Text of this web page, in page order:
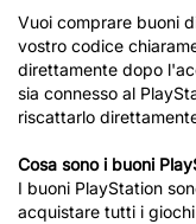
Vuoi comprare buoni
vostro codice
direttamente dopo
sia connesso al
riscattarlo
Cosa sono i buoni
I buoni PlayStation
acquistare tutti i